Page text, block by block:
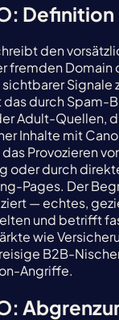
Definition
den
fremden Domain
Signale
das durch Spam-
Adult-Quellen,
Inhalte mit
Provozieren
oder durch
Pages. Der
— echtes,
und betrifft
wie
B2B-
Angriffe.